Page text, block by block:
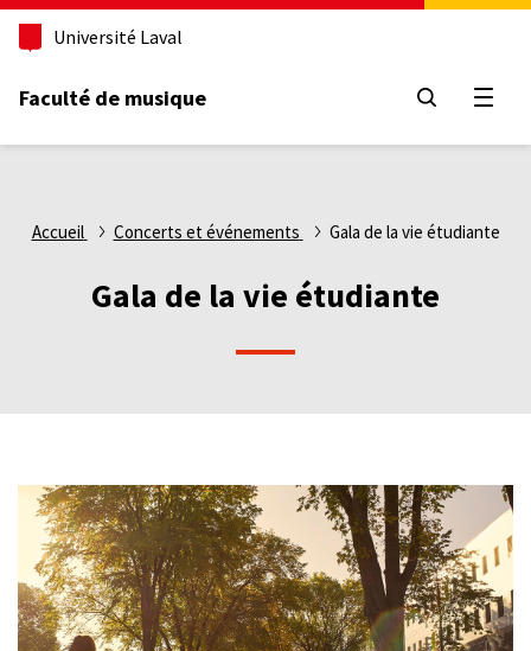
Aller
principal
Université Laval
Faculté de musique
Fil
Accueil Concerts et événements Gala de la vie étudiante
Gala de la vie étudiante